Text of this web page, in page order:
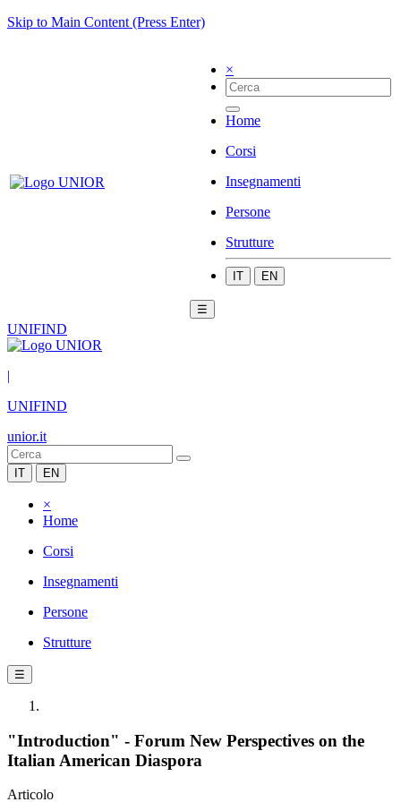
Skip to Main Content (Press Enter)
×
Home
Corsi
Insegnamenti
Persone
Strutture
IT EN
☰
UNIFIND
|
UNIFIND
unior.it
IT EN
×
Home
Corsi
Insegnamenti
Persone
Strutture
☰
"Introduction" - Forum New Perspectives on the
Italian American Diaspora
Articolo